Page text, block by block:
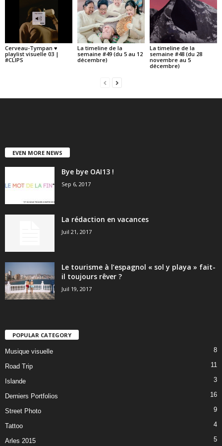
Cerveau-Tympan ♥
playlist visuelle 03 |
#CLIPS
La timeline de la
semaine #49 (du 5 au 12
décembre)
La timeline de la
semaine #48 (du 28
novembre au 5
décembre)
EVEN MORE NEWS
Bye bye OAI13 !
Sep 6, 2017
La rédaction en vacances
Juil 21, 2017
Le tourisme à l’espagnol « sol y playa » fait-
il toujours rêver ?
Juil 19, 2017
POPULAR CATEGORY
Musique visuelle 8
Road Trip 11
Islande 3
Derniers Portfolios 16
Street Photo 9
Tattoo 4
Arles 2015 5